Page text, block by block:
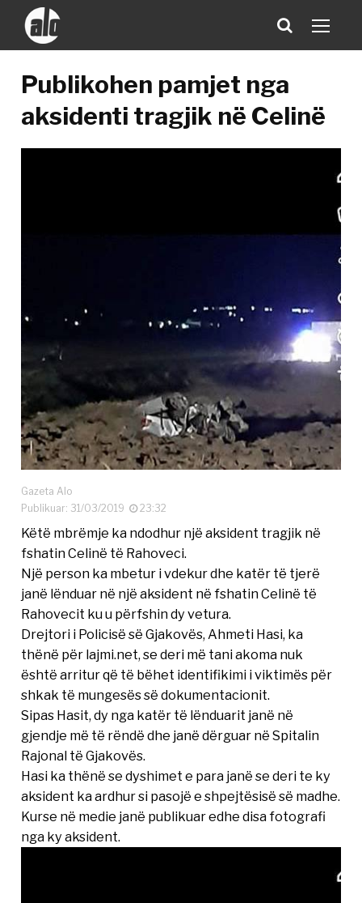
Publikohen pamjet nga
aksidenti tragjik në Celinë
Gazeta Alo
Publikuar: 31/03/2019
23:32
Këtë mbrëmje ka ndodhur një aksident tragjik në
fshatin Celinë të Rahoveci.
Një person ka mbetur i vdekur dhe katër të tjerë
janë lënduar në një aksident në fshatin Celinë të
Rahovecit ku u përfshin dy vetura.
Drejtori i Policisë së Gjakovës, Ahmeti Hasi, ka
thënë për lajmi.net, se deri më tani akoma nuk
është arritur që të bëhet identifikimi i viktimës për
shkak të mungesës së dokumentacionit.
Sipas Hasit, dy nga katër të lënduarit janë në
gjendje më të rëndë dhe janë dërguar në Spitalin
Rajonal të Gjakovës.
Hasi ka thënë se dyshimet e para janë se deri te ky
aksident ka ardhur si pasojë e shpejtësisë së madhe.
Kurse në medie janë publikuar edhe disa fotografi
nga ky aksident.